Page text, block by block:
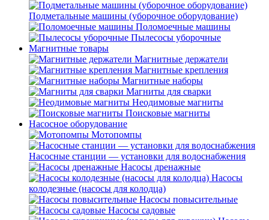
Подметальные машины (уборочное оборудование)
Поломоечные машины
Пылесосы уборочные
Магнитные товары
Магнитные держатели
Магнитные крепления
Магнитные наборы
Магниты для сварки
Неодимовые магниты
Поисковые магниты
Насосное оборудование
Мотопомпы
Насосные станции — установки для водоснабжения
Насосы дренажные
Насосы
колодезные (насосы для колодца)
Насосы повысительные
Насосы садовые